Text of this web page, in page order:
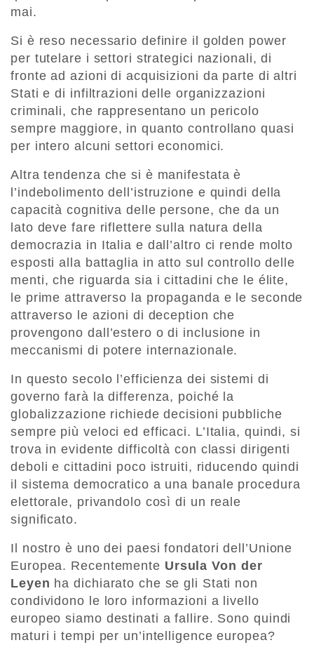
mai.
Si è reso necessario definire il golden power
per tutelare i settori strategici nazionali, di
fronte ad azioni di acquisizioni da parte di altri
Stati e di infiltrazioni delle organizzazioni
criminali, che rappresentano un pericolo
sempre maggiore, in quanto controllano quasi
per intero alcuni settori economici.
Altra tendenza che si è manifestata è
l’indebolimento dell’istruzione e quindi della
capacità cognitiva delle persone, che da un
lato deve fare riflettere sulla natura della
democrazia in Italia e dall’altro ci rende molto
esposti alla battaglia in atto sul controllo delle
menti, che riguarda sia i cittadini che le élite,
le prime attraverso la propaganda e le seconde
attraverso le azioni di deception che
provengono dall’estero o di inclusione in
meccanismi di potere internazionale.
In questo secolo l’efficienza dei sistemi di
governo farà la differenza, poiché la
globalizzazione richiede decisioni pubbliche
sempre più veloci ed efficaci. L’Italia, quindi, si
trova in evidente difficoltà con classi dirigenti
deboli e cittadini poco istruiti, riducendo quindi
il sistema democratico a una banale procedura
elettorale, privandolo così di un reale
significato.
Il nostro è uno dei paesi fondatori dell’Unione
Europea. Recentemente Ursula Von der
Leyen ha dichiarato che se gli Stati non
condividono le loro informazioni a livello
europeo siamo destinati a fallire. Sono quindi
maturi i tempi per un’intelligence europea?